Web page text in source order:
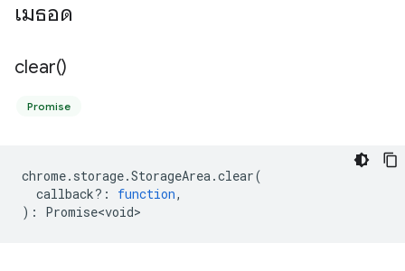
เมธอด
clear()
Promise
chrome. storage.StorageArea.clear(
callback? : function,
) : Promise<void>